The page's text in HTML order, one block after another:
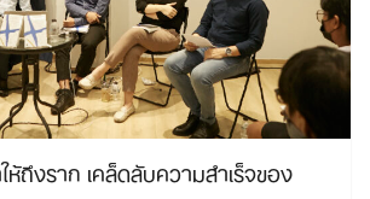
ถึงราก เคล็ดลับความสำเร็จของ